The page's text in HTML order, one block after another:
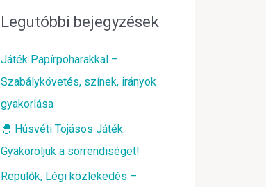
Legutóbbi bejegyzések
Játék Papírpoharakkal –
Szabálykövetés, színek, irányok
gyakorlása
🐣 Húsvéti Tojásos Játék:
Gyakoroljuk a sorrendiséget!
Repülők, Légi közlekedés –